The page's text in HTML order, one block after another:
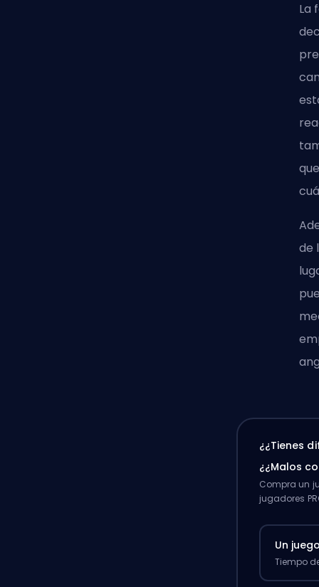
La
de
¿¿Tienes
¿¿Malos
Compra un
jugadores
Un
Tiempo